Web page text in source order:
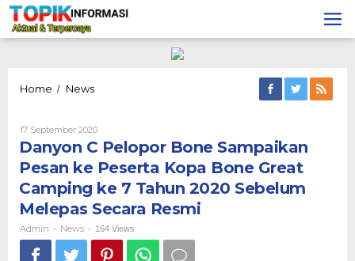
Lewati
konten
Home / NewsDanyon
Bone
Sampaikan
ke
Peserta
Kopa
Bone
Great
Camping
ke
17 September 2020Oleh
Admin
Danyon C Pelopor Bone Sampaikan
Pesan ke Peserta Kopa Bone Great
Camping ke 7 Tahun 2020 Sebelum
Melepas Secara Resmi
Admin - News - 164 Views